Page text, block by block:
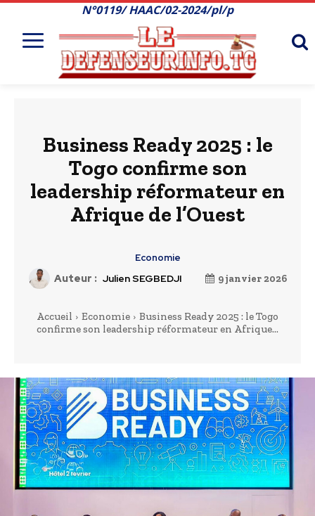
N°0119/ HAAC/02-2024/pl/p
Business Ready 2025 : le
Togo confirme son
leadership réformateur en
Afrique de l’Ouest
Economie
Auteur : Julien SEGBEDJI 9 janvier 2026
Accueil Economie
Business Ready 2025 : le Togo
confirme son leadership réformateur en Afrique...